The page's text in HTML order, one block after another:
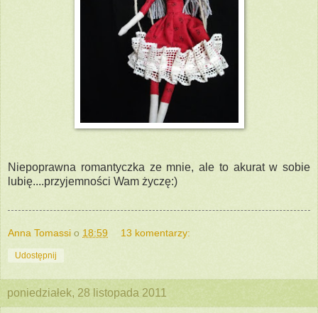
Niepoprawna romantyczka ze mnie, ale to akurat w sobie
lubię....przyjemności Wam życzę:)
Anna Tomassi o 18:59 13 komentarzy:
Udostępnij
poniedziałek, 28 listopada 2011